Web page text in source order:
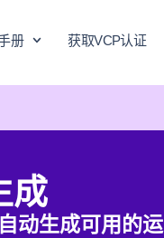
册 获取VCP认证
成
动生成可用的运